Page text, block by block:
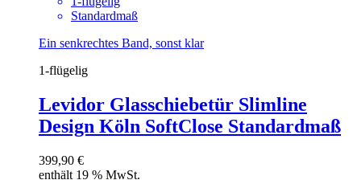
Standardmaß
Ein senkrechtes Band, sonst klar
1-flügelig
Levidor Glasschiebetür Slimline
Design Köln SoftClose Standardmaß
399,90 €
enthält 19 % MwSt.